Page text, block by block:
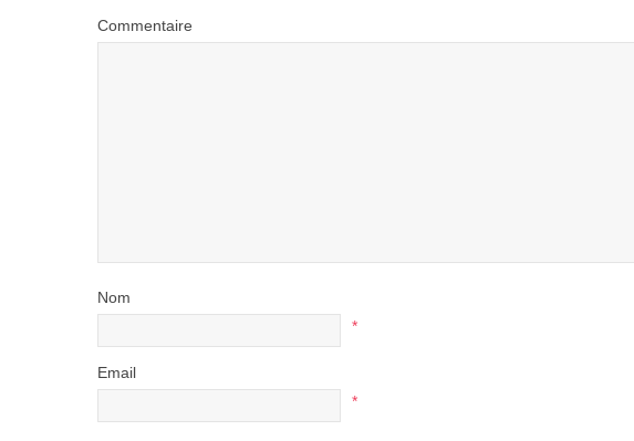
Commentaire
Nom
*
Email
*